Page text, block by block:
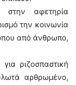
αφετηρία
την κοινωνία
από άνθρωπο,
ριζοσπαστική
αρθρωμένο,